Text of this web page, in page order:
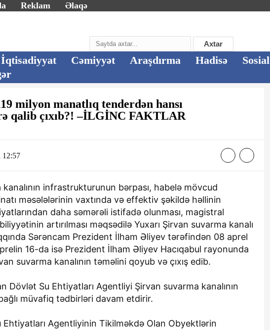
Reklam Əlaqə
Axtar
İqtisadiyyat Cəmiyyət Araşdırma Hadisə Sosial
milyon manatlıq tenderdən hansı
qalib çıxıb?! –İLGİNC FAKTLAR
12:57
kanalının infrastrukturunun bərpası, habelə mövcud
məsələlərinin vaxtında və effektiv şəkildə həllinin
daha səmərəli istifadə olunması, magistral
artırılması məqsədilə Yuxarı Şirvan suvarma kanalı
Sərəncam Prezident İlham Əliyev tərəfindən 08 aprel
16-da isə Prezident İlham Əliyev Hacıqabul rayonunda
suvarma kanalının təməlini qoyub və çıxış edib.
Dövlət Su Ehtiyatları Agentliyi Şirvan suvarma kanalının
müvafiq tədbirləri davam etdirir.
Agentliyinin Tikilməkdə Olan Obyektlərin